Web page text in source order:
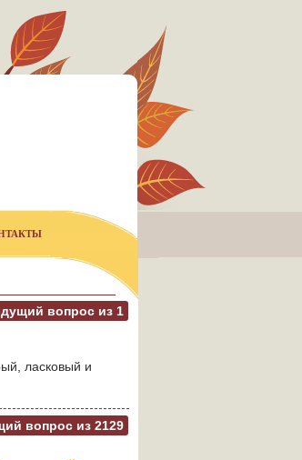
вопрос из 1
ласковый и
вопрос из 2129